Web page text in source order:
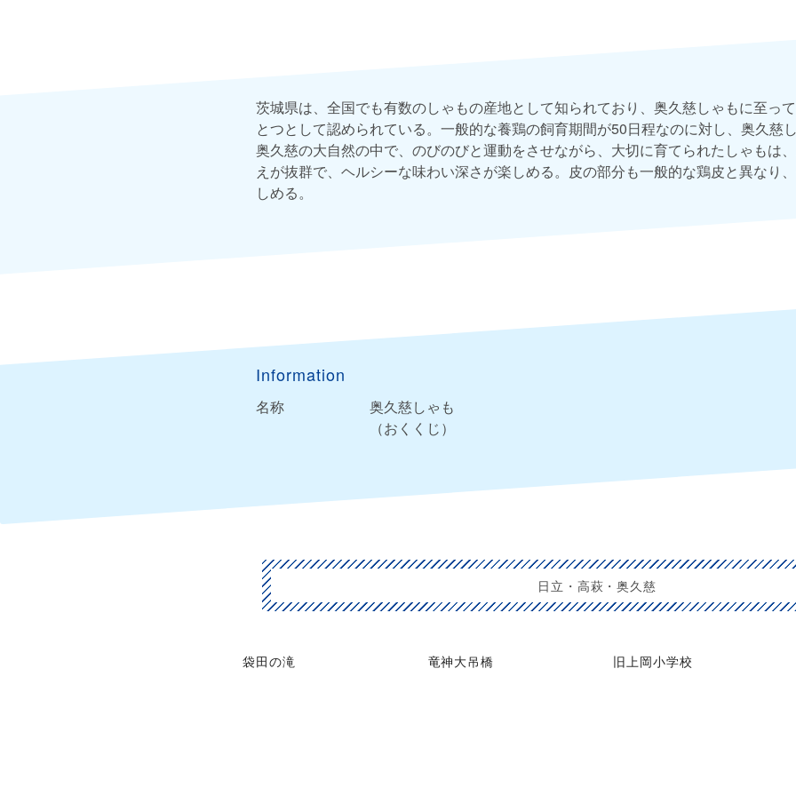
茨城県は、全国でも有数のしゃもの産地として知られており、奥久慈しゃもに至っ
とつとして認められている。一般的な養鶏の飼育期間が50日程なのに対し、奥久慈
奥久慈の大自然の中で、のびのびと運動をさせながら、大切に育てられたしゃもは
えが抜群で、ヘルシーな味わい深さが楽しめる。皮の部分も一般的な鶏皮と異なり
しめる。
Information
名称
奥久慈しゃも
（おくくじ）
日立・高萩・奥久慈
袋田の滝 竜神大吊橋 旧上岡小学校